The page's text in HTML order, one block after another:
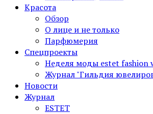
Красота
Обзор
О лице и не только
Парфюмерия
Спецпроекты
Неделя моды estet fashion
Журнал "Гильдия
Новости
Журнал
ESTET